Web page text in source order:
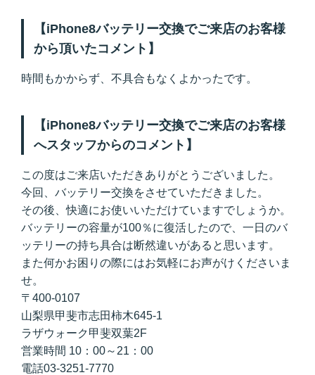
【iPhone8バッテリー交換でご来店のお客様
から頂いたコメント】
時間もかからず、不具合もなくよかったです。
【iPhone8バッテリー交換でご来店のお客様
へスタッフからのコメント】
この度はご来店いただきありがとうございました。
今回、バッテリー交換をさせていただきました。
その後、快適にお使いいただけていますでしょうか。
バッテリーの容量が100％に復活したので、一日のバ
ッテリーの持ち具合は断然違いがあると思います。
また何かお困りの際にはお気軽にお声がけくださいま
せ。
〒400-0107
山梨県甲斐市志田柿木645-1
ラザウォーク甲斐双葉2F
営業時間 10：00～21：00
電話03-3251-7770